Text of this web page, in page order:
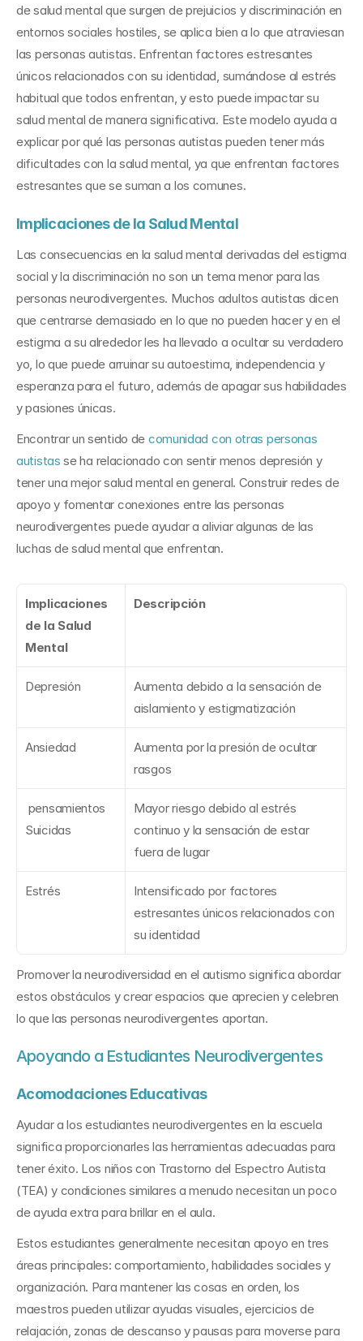
de salud mental que surgen de prejuicios y discriminación en
entornos sociales hostiles, se aplica bien a lo que atraviesan
las personas autistas. Enfrentan factores estresantes
únicos relacionados con su identidad, sumándose al estrés
habitual que todos enfrentan, y esto puede impactar su
salud mental de manera significativa. Este modelo ayuda a
explicar por qué las personas autistas pueden tener más
dificultades con la salud mental, ya que enfrentan factores
estresantes que se suman a los comunes.
Implicaciones de la Salud Mental
Las consecuencias en la salud mental derivadas del estigma
social y la discriminación no son un tema menor para las
personas neurodivergentes. Muchos adultos autistas dicen
que centrarse demasiado en lo que no pueden hacer y en el
estigma a su alrededor les ha llevado a ocultar su verdadero
yo, lo que puede arruinar su autoestima, independencia y
esperanza para el futuro, además de apagar sus habilidades
y pasiones únicas.
Encontrar un sentido de comunidad con otras personas
autistas se ha relacionado con sentir menos depresión y
tener una mejor salud mental en general. Construir redes de
apoyo y fomentar conexiones entre las personas
neurodivergentes puede ayudar a aliviar algunas de las
luchas de salud mental que enfrentan.
Implicaciones
de la Salud
Mental
Descripción
Depresión
Aumenta debido a la sensación de
aislamiento y estigmatización
Ansiedad
Aumenta por la presión de ocultar
rasgos
Suicidas
Mayor riesgo debido al estrés
continuo y la sensación de estar
fuera de lugar
Estrés
Intensificado por factores
estresantes únicos relacionados con
su identidad
Promover la neurodiversidad en el autismo significa abordar
estos obstáculos y crear espacios que aprecien y celebren
lo que las personas neurodivergentes aportan.
Apoyando a Estudiantes Neurodivergentes
Acomodaciones Educativas
Ayudar a los estudiantes neurodivergentes en la escuela
significa proporcionarles las herramientas adecuadas para
tener éxito. Los niños con Trastorno del Espectro Autista
(TEA) y condiciones similares a menudo necesitan un poco
de ayuda extra para brillar en el aula.
Estos estudiantes generalmente necesitan apoyo en tres
áreas principales: comportamiento, habilidades sociales y
organización. Para mantener las cosas en orden, los
maestros pueden utilizar ayudas visuales, ejercicios de
relajación, zonas de descanso y pausas para moverse para